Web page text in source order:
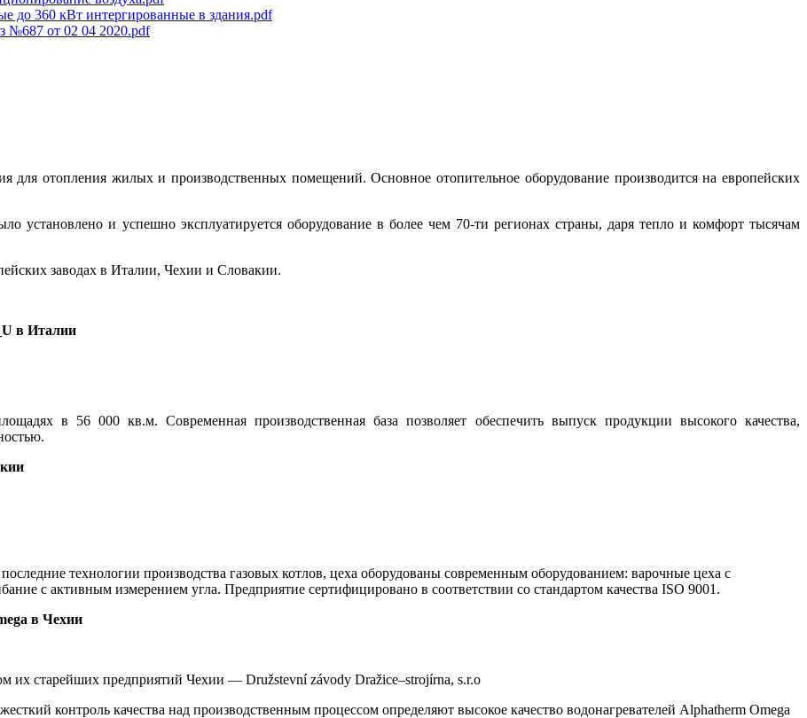
до 360 кВт интергированные в здания.pdf
№687 от 02 04 2020.pdf
для отопления жилых и производственных помещений. Основное отопительное оборудование производится на европейских
установлено и успешно эксплуатируется оборудование в более чем 70-ти регионах страны, даря тепло и комфорт тысячам
заводах в Италии, Чехии и Словакии.
в Италии
в 56 000 кв.м. Современная производственная база позволяет обеспечить выпуск продукции высокого качества,
технологии производства газовых котлов, цеха оборудованы современным оборудованием: варочные цеха с
с активным измерением угла. Предприятие сертифицировано в соответствии со стандартом качества ISO 9001.
в Чехии
их старейших предприятий Чехии — Družstevní závody Dražice–strojírna, s.r.o
контроль качества над производственным процессом определяют высокое качество водонагревателей Alphatherm Оmega